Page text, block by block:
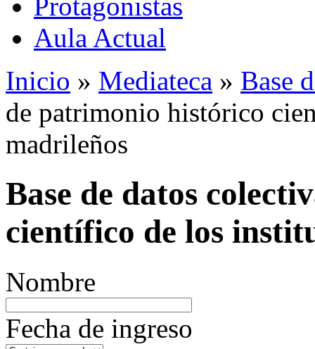
Aula Actual
Inicio » Mediateca » Base
de patrimonio histórico
madrileños
Base de datos
científico de los
Nombre
Fecha de ingreso